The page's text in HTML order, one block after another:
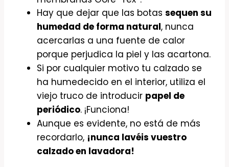
Hay que dejar que las botas sequen su
humedad de forma natural, nunca
acercarlas a una fuente de calor
porque perjudica la piel y las acartona.
Si por cualquier motivo tu calzado se
ha humedecido en el interior, utiliza el
viejo truco de introducir papel de
periódico. ¡Funciona!
Aunque es evidente, no está de más
recordarlo, ¡nunca lavéis vuestro
calzado en lavadora!